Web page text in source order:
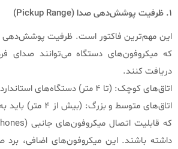
۱. ظرفیت پوشش‌دهی صدا (Pickup Range)
این مهم‌ترین فاکتور است. ظرفیت پوشش‌دهی
که میکروفون‌های دستگاه می‌توانند صدای
دریافت کنند.
اتاق‌های کوچک: (تا ۴ متر) دستگاه‌های استاندارد کافی است.
اتاق‌های متوسط و
داشته باشند. این میکروفون‌های اضافی،